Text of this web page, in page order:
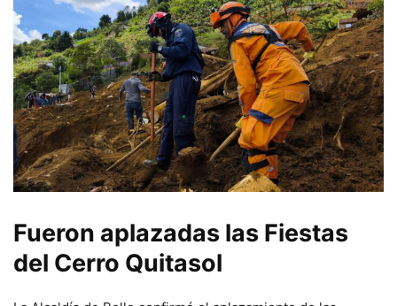
Fueron aplazadas las Fiestas
del Cerro Quitasol